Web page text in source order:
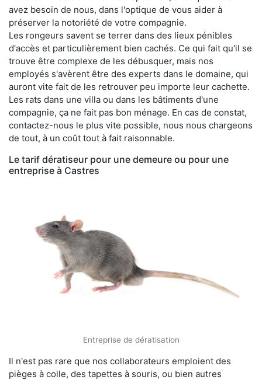
avez besoin de nous, dans l'optique de vous aider à
préserver la notoriété de votre compagnie.
Les rongeurs savent se terrer dans des lieux pénibles
d'accès et particulièrement bien cachés. Ce qui fait qu'il se
trouve être complexe de les débusquer, mais nos
employés s'avèrent être des experts dans le domaine, qui
auront vite fait de les retrouver peu importe leur cachette.
Les rats dans une villa ou dans les bâtiments d'une
compagnie, ça ne fait pas bon ménage. En cas de constat,
contactez-nous le plus vite possible, nous nous chargeons
de tout, à un coût tout à fait raisonnable.
Le tarif dératiseur pour une demeure ou pour une
entreprise à Castres
Entreprise de dératisation
Il n'est pas rare que nos collaborateurs emploient des
pièges à colle, des tapettes à souris, ou bien autres